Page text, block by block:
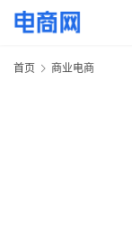
首页 商业电商